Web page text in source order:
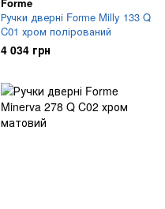
Forme
Ручки дверні Forme Milly 133 Q
C01 хром полірований
4 034 грн